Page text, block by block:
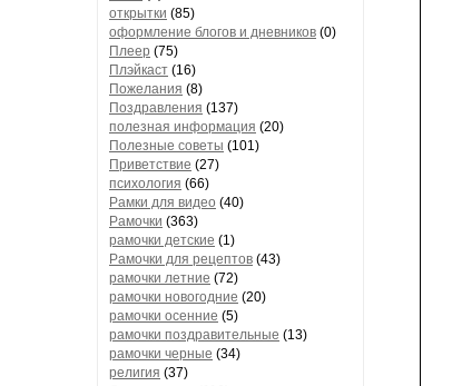
открытки (85)
оформление блогов и дневников (0)
Плеер (75)
Плэйкаст (16)
Пожелания (8)
Поздравления (137)
полезная информация (20)
Полезные советы (101)
Приветствие (27)
психология (66)
Рамки для видео (40)
Рамочки (363)
рамочки детские (1)
Рамочки для рецептов (43)
рамочки летние (72)
рамочки новогодние (20)
рамочки осенние (5)
рамочки поздравительные (13)
рамочки черные (34)
религия (37)